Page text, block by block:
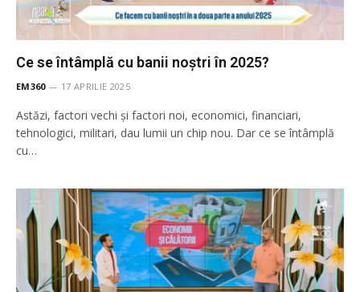
Ce se întâmplă cu banii noștri în 2025?
EM360 17 APRILIE 2025
Astăzi, factori vechi și factori noi, economici, financiari,
tehnologici, militari, dau lumii un chip nou. Dar ce se întâmplă
cu…